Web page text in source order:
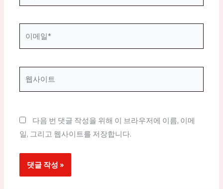
*
다음 번 댓글 작성을 위해 이 브라우저에 이름, 이메
일, 그리고 웹사이트를 저장합니다.